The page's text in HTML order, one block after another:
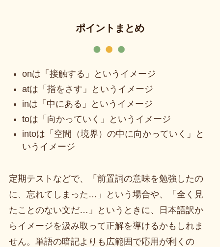
ポイントまとめ
onは「接触する」というイメージ
atは「指をさす」というイメージ
inは「中にある」というイメージ
toは「向かっていく」というイメージ
intoは「空間（境界）の中に向かっていく」と
いうイメージ
定期テストなどで、「前置詞の意味を勉強したの
に、忘れてしまった…」という場合や、「全く見
たことのない文だ…」というときに、日本語訳か
らイメージを汲み取って正解を導けるかもしれま
せん。単語の暗記よりも広範囲で応用が利くの